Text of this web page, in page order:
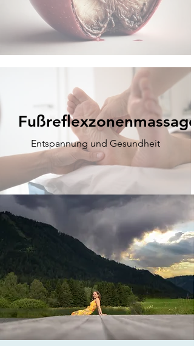
Fußreflexzonenmassage
Entspannung und Gesundheit